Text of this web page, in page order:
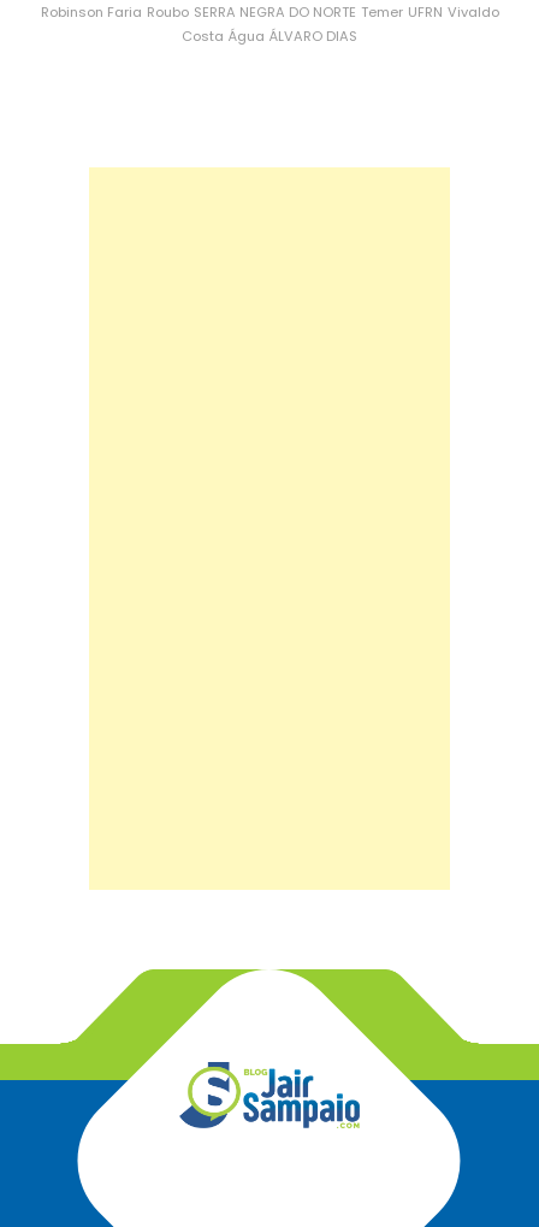
Robinson Faria Roubo SERRA NEGRA DO NORTE Temer UFRN Vivaldo
Costa Água ÁLVARO DIAS